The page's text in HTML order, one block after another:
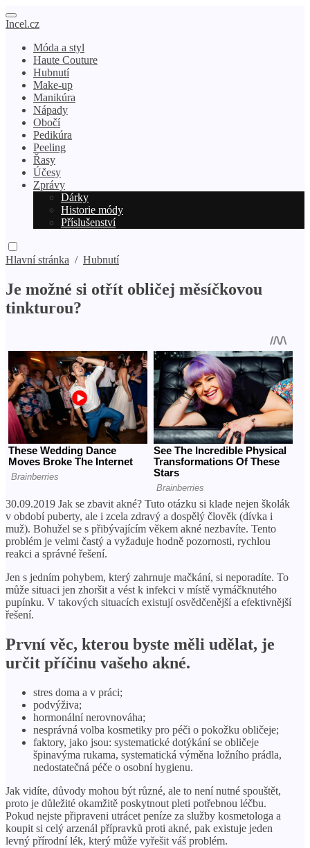
Incel.cz
Móda a styl
Haute Couture
Hubnutí
Make-up
Manikúra
Nápady
Obočí
Pedikúra
Peeling
Řasy
Účesy
Zprávy
Dárky
Historie módy
Příslušenství
Hlavní stránka / Hubnutí
Je možné si otřít obličej měsíčkovou
tinkturou?
30.09.2019 Jak se zbavit akné? Tuto otázku si klade nejen školák
v období puberty, ale i zcela zdravý a dospělý člověk (dívka i
muž). Bohužel se s přibývajícím věkem akné nezbavíte. Tento
problém je velmi častý a vyžaduje hodně pozornosti, rychlou
reakci a správné řešení.
Jen s jedním pohybem, který zahrnuje mačkání, si neporadíte. To
může situaci jen zhoršit a vést k infekci v místě vymáčknutého
pupínku. V takových situacích existují osvědčenější a efektivnější
řešení.
První věc, kterou byste měli udělat, je
určit příčinu vašeho akné.
stres doma a v práci;
podvýživa;
hormonální nerovnováha;
nesprávná volba kosmetiky pro péči o pokožku obličeje;
faktory, jako jsou: systematické dotýkání se obličeje
špinavýma rukama, systematická výměna ložního prádla,
nedostatečná péče o osobní hygienu.
Jak vidíte, důvody mohou být různé, ale to není nutné spouštět,
proto je důležité okamžitě poskytnout pleti potřebnou léčbu.
Pokud nejste připraveni utrácet peníze za služby kosmetologa a
koupit si celý arzenál přípravků proti akné, pak existuje jeden
levný přírodní lék, který může vyřešit váš problém.